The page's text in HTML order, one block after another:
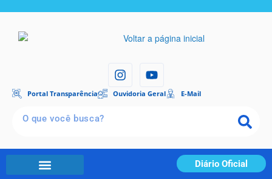
Portal Transparência Ouvidoria Geral E-Mail
Diário Oficial